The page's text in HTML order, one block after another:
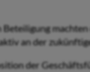
an der
der